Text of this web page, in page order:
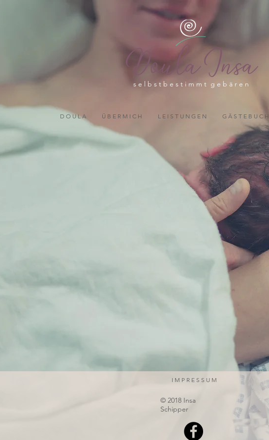
s e l b s t b e s t i m m t g e b ä r e n
D O U L A Ü B E R M I C H L E I S T U N G E N G Ä S T E B U C H
I M P R E S S U M
© 2018 Insa
Schipper